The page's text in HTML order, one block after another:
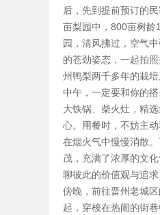
后，先到提前预订的
亩梨园中，800亩树龄
园，清风拂过，空气
的苍劲姿态，一起拍
州鸭梨两千多年的栽
中午，一定要和你的
大铁锅、柴火灶，精
心。用餐时，不妨主
在烟火气中慢慢消散
茂，充满了浓厚的文
聊彼此的价值观与追
傍晚，前往晋州老城
起，穿梭在热闹的街